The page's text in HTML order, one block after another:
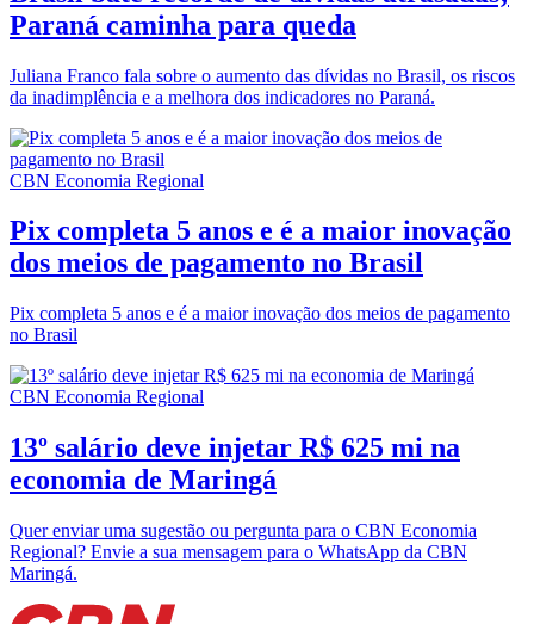
Paraná caminha para queda
Juliana Franco fala sobre o aumento das dívidas no Brasil, os riscos
da inadimplência e a melhora dos indicadores no Paraná.
CBN Economia Regional
Pix completa 5 anos e é a maior inovação
dos meios de pagamento no Brasil
Pix completa 5 anos e é a maior inovação dos meios de pagamento
no Brasil
CBN Economia Regional
13º salário deve injetar R$ 625 mi na
economia de Maringá
Quer enviar uma sugestão ou pergunta para o CBN Economia
Regional? Envie a sua mensagem para o WhatsApp da CBN
Maringá.